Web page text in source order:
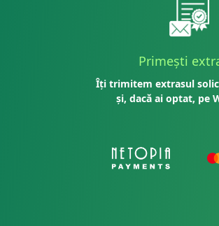
Primești
Îți trimitem extrasul
și, dacă ai optat, pe